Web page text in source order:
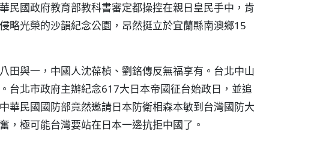
民國政府教育部教科書審定都操控在親日皇民手中，肯
略光榮的沙韻紀念公園，昂然挺立於宜蘭縣南澳鄉15
田與一，中國人沈葆楨、劉銘傳反無福享有。台北中山
台北市政府主辦紀念617大日本帝國征台始政日，並追
華民國國防部竟然邀請日本防衛相森本敏到台灣國防大
，極可能台灣要站在日本一邊抗拒中國了。